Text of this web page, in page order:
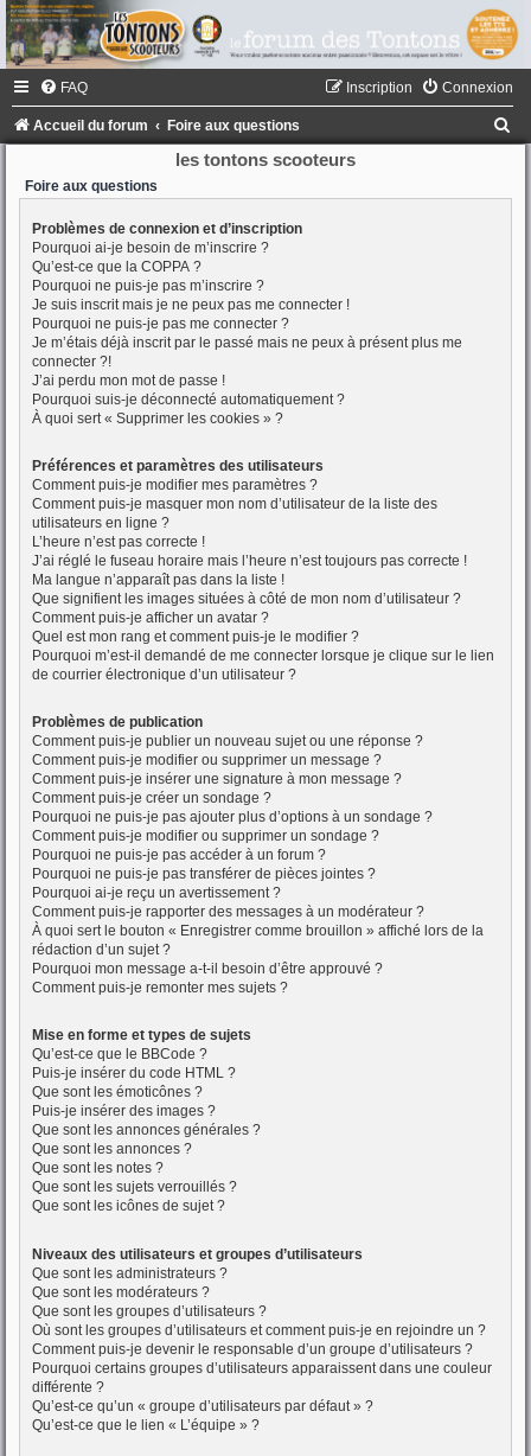
FAQ Connexion
Inscription
Accueil du forum Foire aux questions
les tontons scooteurs
Foire aux questions
Problèmes de connexion et d’inscription
Pourquoi ai-je besoin de m’inscrire ?
Qu’est-ce que la COPPA ?
Pourquoi ne puis-je pas m’inscrire ?
Je suis inscrit mais je ne peux pas me connecter !
Pourquoi ne puis-je pas me connecter ?
Je m’étais déjà inscrit par le passé mais ne peux à présent plus me
connecter ?!
J’ai perdu mon mot de passe !
Pourquoi suis-je déconnecté automatiquement ?
À quoi sert « Supprimer les cookies » ?
Préférences et paramètres des utilisateurs
Comment puis-je modifier mes paramètres ?
Comment puis-je masquer mon nom d’utilisateur de la liste des
utilisateurs en ligne ?
L’heure n’est pas correcte !
J’ai réglé le fuseau horaire mais l’heure n’est toujours pas correcte !
Ma langue n’apparaît pas dans la liste !
Que signifient les images situées à côté de mon nom d’utilisateur ?
Comment puis-je afficher un avatar ?
Quel est mon rang et comment puis-je le modifier ?
Pourquoi m’est-il demandé de me connecter lorsque je clique sur le lien
de courrier électronique d’un utilisateur ?
Problèmes de publication
Comment puis-je publier un nouveau sujet ou une réponse ?
Comment puis-je modifier ou supprimer un message ?
Comment puis-je insérer une signature à mon message ?
Comment puis-je créer un sondage ?
Pourquoi ne puis-je pas ajouter plus d’options à un sondage ?
Comment puis-je modifier ou supprimer un sondage ?
Pourquoi ne puis-je pas accéder à un forum ?
Pourquoi ne puis-je pas transférer de pièces jointes ?
Pourquoi ai-je reçu un avertissement ?
Comment puis-je rapporter des messages à un modérateur ?
À quoi sert le bouton « Enregistrer comme brouillon » affiché lors de la
rédaction d’un sujet ?
Pourquoi mon message a-t-il besoin d’être approuvé ?
Comment puis-je remonter mes sujets ?
Mise en forme et types de sujets
Qu’est-ce que le BBCode ?
Puis-je insérer du code HTML ?
Que sont les émoticônes ?
Puis-je insérer des images ?
Que sont les annonces générales ?
Que sont les annonces ?
Que sont les notes ?
Que sont les sujets verrouillés ?
Que sont les icônes de sujet ?
Niveaux des utilisateurs et groupes d’utilisateurs
Que sont les administrateurs ?
Que sont les modérateurs ?
Que sont les groupes d’utilisateurs ?
Où sont les groupes d’utilisateurs et comment puis-je en rejoindre un ?
Comment puis-je devenir le responsable d’un groupe d’utilisateurs ?
Pourquoi certains groupes d’utilisateurs apparaissent dans une couleur
différente ?
Qu’est-ce qu’un « groupe d’utilisateurs par défaut » ?
Qu’est-ce que le lien « L’équipe » ?